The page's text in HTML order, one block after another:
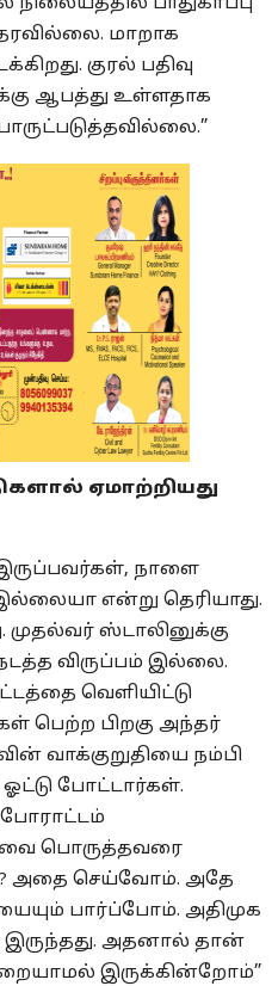
தரவில்லை. மாறாக
குரல் பதிவு
ஆபத்து உள்ளதாக
ஏமாற்றியது
இருப்பவர்கள், நாளை
என்று தெரியாது.
ஸ்டாலினுக்கு
விருப்பம் இல்லை.
வெளியிட்டு
பெற்ற பிறகு அந்தர்
வாக்குறுதியை நம்பி
போட்டார்கள்.
பொருத்தவரை
அதை செய்வோம். அதே
பார்ப்போம். அதிமுக
அதனால் தான்
இருக்கின்றோம்”